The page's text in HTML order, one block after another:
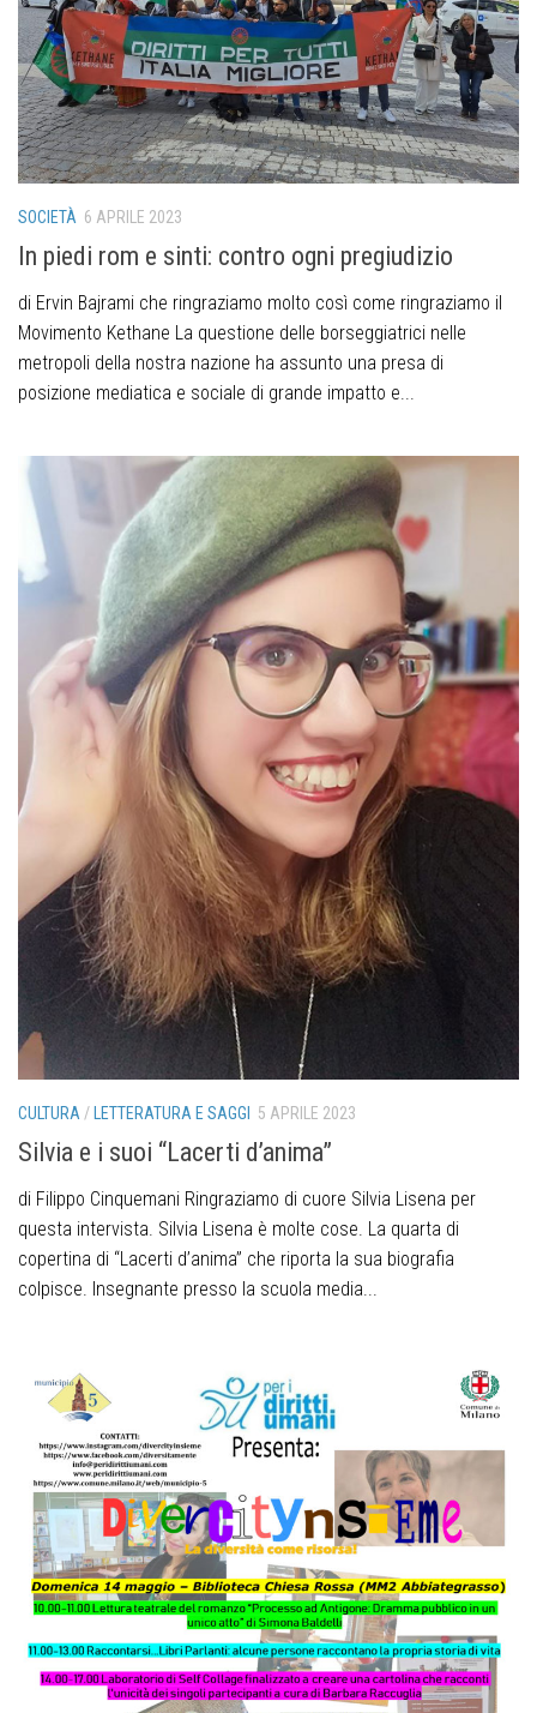
SOCIETÀ 6 APRILE 2023
In piedi rom e sinti: contro ogni pregiudizio
di Ervin Bajrami che ringraziamo molto così come ringraziamo il
Movimento Kethane La questione delle borseggiatrici nelle
metropoli della nostra nazione ha assunto una presa di
posizione mediatica e sociale di grande impatto e...
CULTURA / LETTERATURA E SAGGI 5 APRILE 2023
Silvia e i suoi “Lacerti d’anima”
di Filippo Cinquemani Ringraziamo di cuore Silvia Lisena per
questa intervista. Silvia Lisena è molte cose. La quarta di
copertina di “Lacerti d’anima” che riporta la sua biografia
colpisce. Insegnante presso la scuola media...